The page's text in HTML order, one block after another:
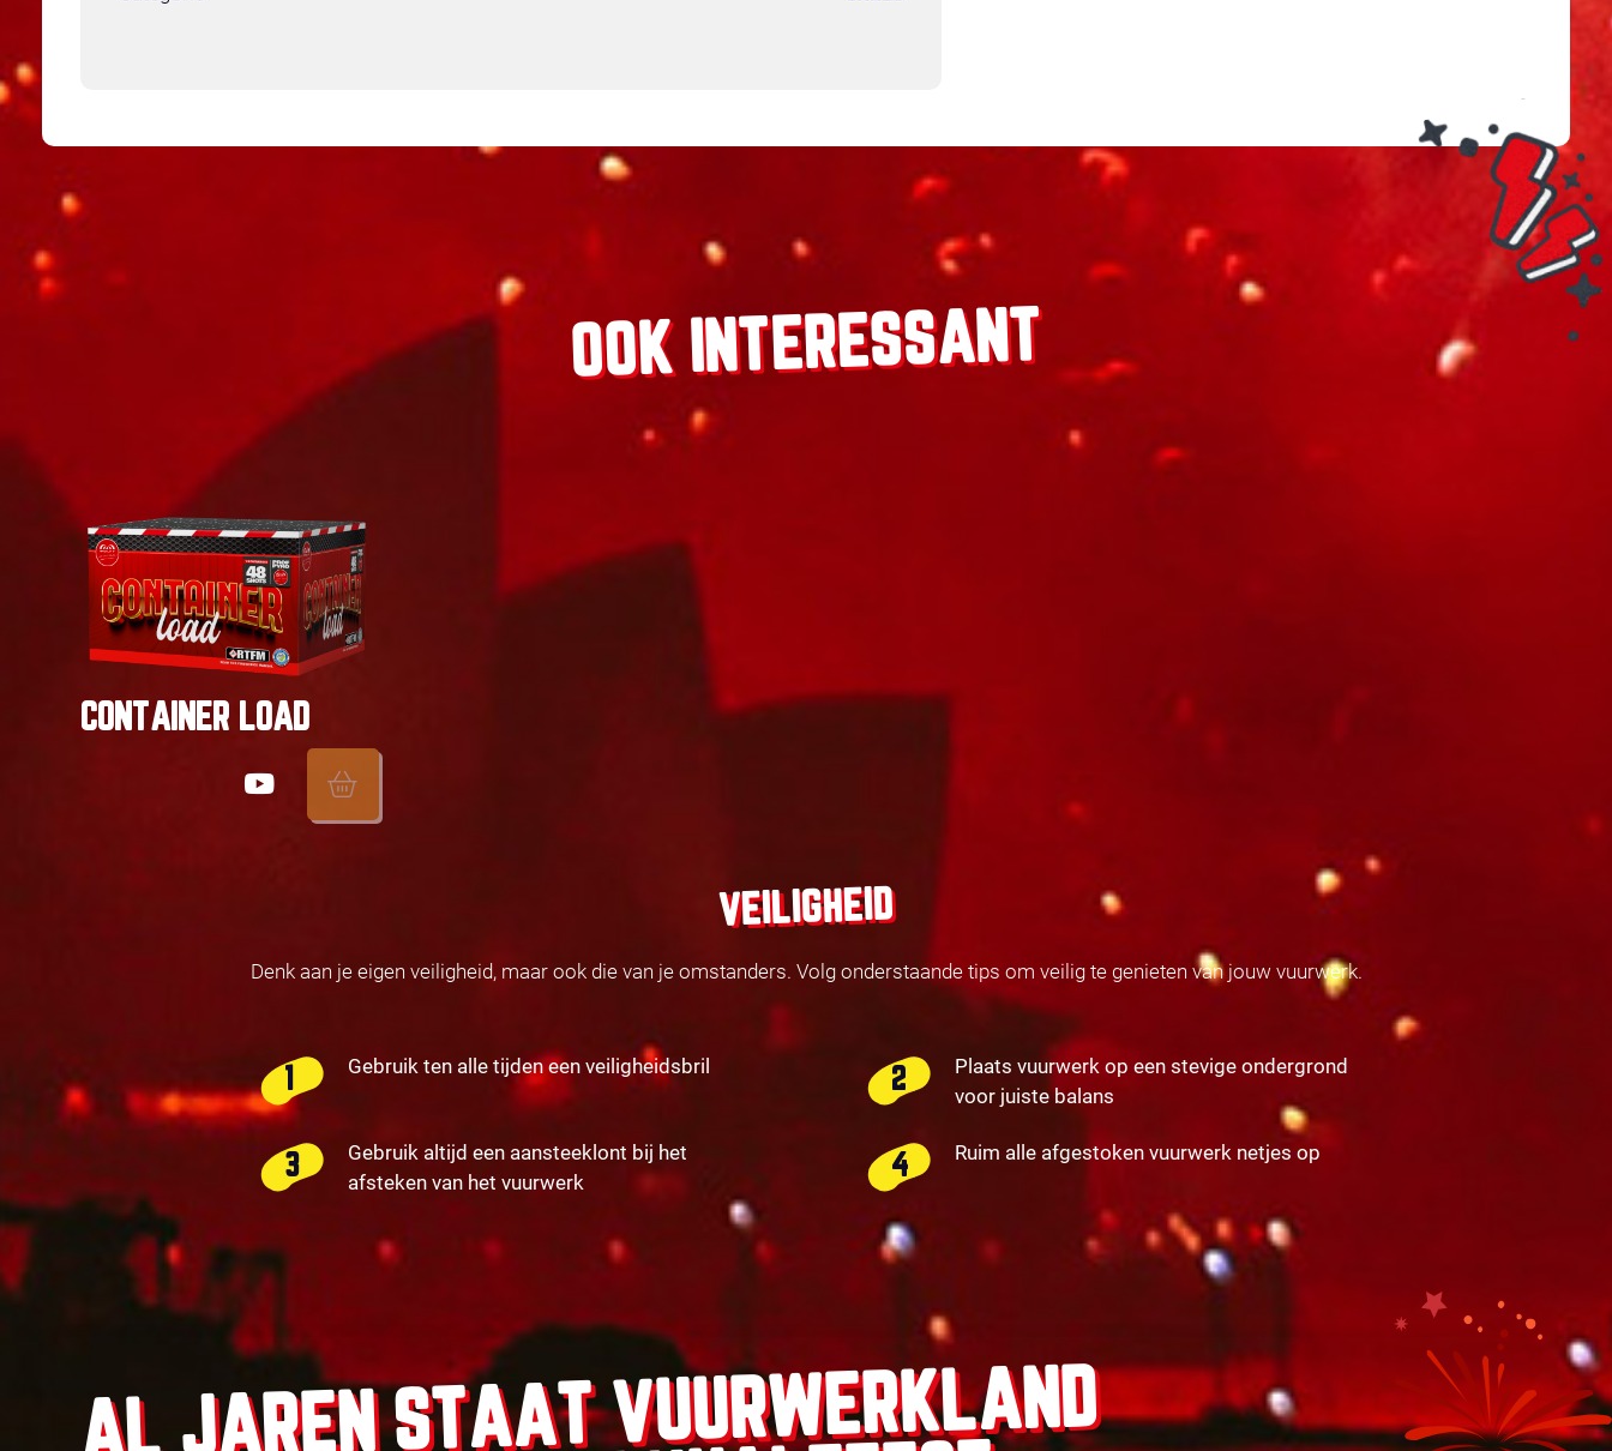
OOK INTERESSANT
CONTAINER LOAD
VEILIGHEID
Denk aan je eigen veiligheid, maar ook die van je omstanders. Volg onderstaande tips om veilig te genieten van jouw vuurwerk.
Gebruik ten alle tijden een veiligheidsbril
Plaats vuurwerk op een stevige ondergrond
voor juiste balans
Gebruik altijd een aansteeklont bij het
afsteken van het vuurwerk
Ruim alle afgestoken vuurwerk netjes op
AL JAREN STAAT VUURWERKLAND